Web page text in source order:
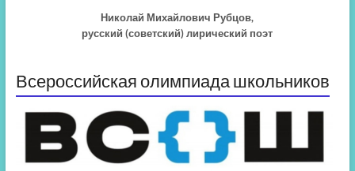
Николай Михайлович Рубцов,
русский (советский) лирический поэт
Всероссийская олимпиада школьников